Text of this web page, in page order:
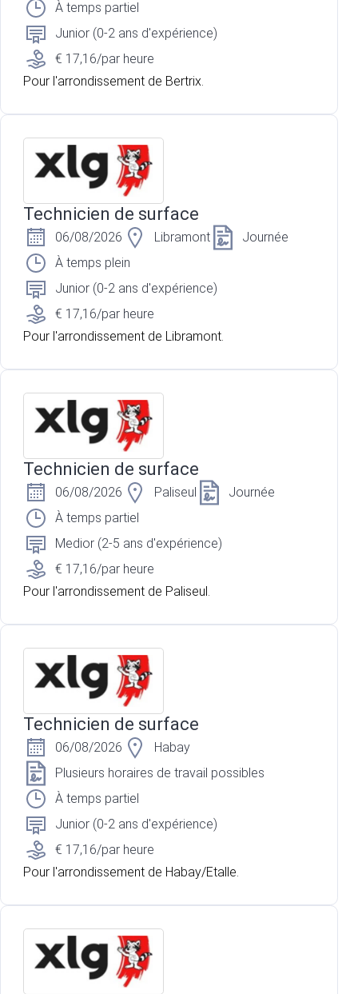
À temps partiel
Junior (0-2 ans d'expérience)
€ 17,16/par heure
Pour l'arrondissement de Bertrix.
Technicien de surface
06/08/2026 Libramont
Journée
À temps plein
Junior (0-2 ans d'expérience)
€ 17,16/par heure
Pour l'arrondissement de Libramont.
Technicien de surface
06/08/2026 Paliseul
Journée
À temps partiel
Medior (2-5 ans d'expérience)
€ 17,16/par heure
Pour l'arrondissement de Paliseul.
Technicien de surface
06/08/2026
Habay
Plusieurs horaires de travail possibles
À temps partiel
Junior (0-2 ans d'expérience)
€ 17,16/par heure
Pour l'arrondissement de Habay/Etalle.